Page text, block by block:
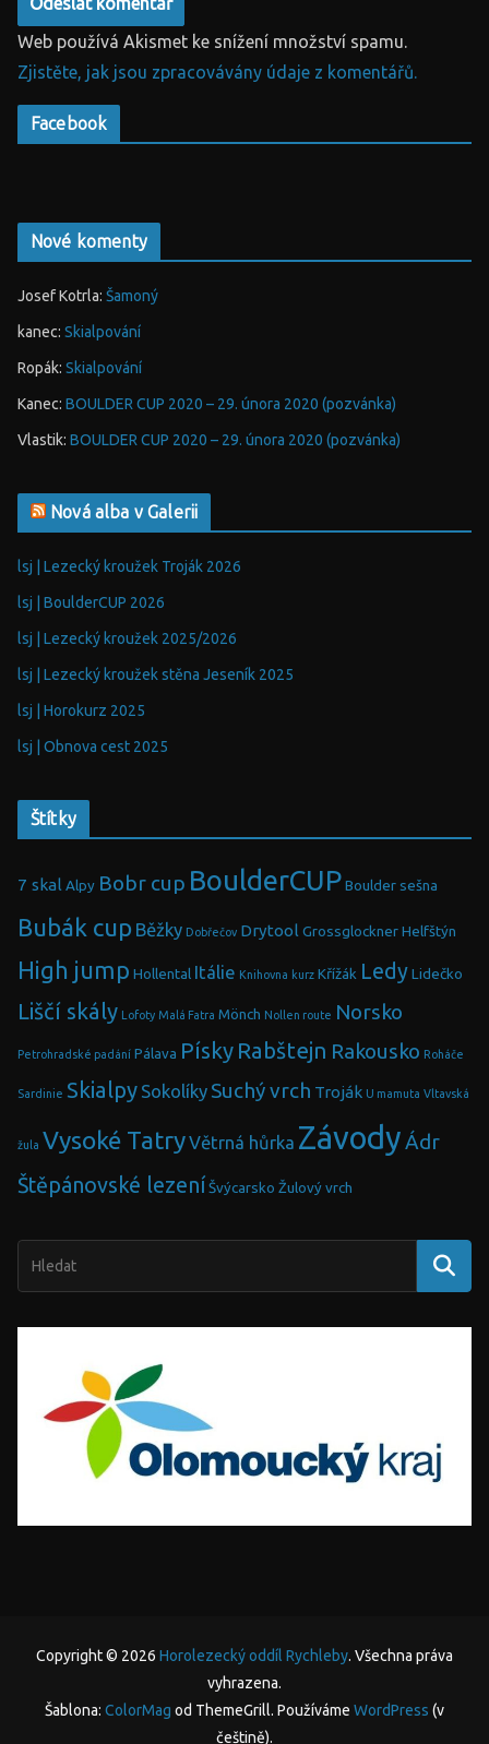
Web používá Akismet ke snížení množství spamu.
Zjistěte, jak jsou zpracovávány údaje z komentářů.
Facebook
Nové komenty
Josef Kotrla: Šamoný
kanec: Skialpování
Ropák: Skialpování
Kanec: BOULDER CUP 2020 – 29. února 2020 (pozvánka)
Vlastik: BOULDER CUP 2020 – 29. února 2020 (pozvánka)
Nová alba v Galerii
lsj | Lezecký kroužek Troják 2026
lsj | BoulderCUP 2026
lsj | Lezecký kroužek 2025/2026
lsj | Lezecký kroužek stěna Jeseník 2025
lsj | Horokurz 2025
lsj | Obnova cest 2025
Štítky
7 skal Alpy Bobr cup BoulderCUP Boulder sešna
Bubák cup Běžky Dobřečov Drytool Grossglockner Helfštýn
High jump Hollental Itálie Knihovna kurz Křížák Ledy Lidečko
Liščí skály Lofoty Malá Fatra Mönch Nollen route Norsko
Petrohradské padání Pálava Písky Rabštejn Rakousko Roháče
Sardinie Skialpy Sokolíky Suchý vrch Troják U mamuta Vltavská
žula Vysoké TatryVětrná hůrka ZávodyÁdr
Štěpánovské lezení Švýcarsko Žulový vrch
Copyright © 2026 Horolezecký oddíl Rychleby. Všechna práva
vyhrazena.
Šablona: ColorMag od ThemeGrill. Používáme WordPress (v
češtině).